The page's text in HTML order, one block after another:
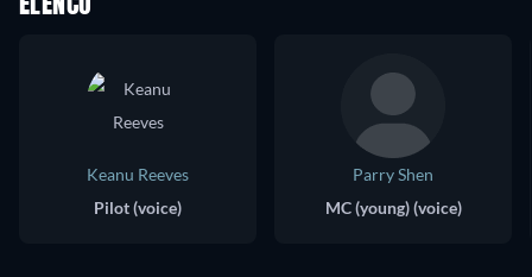
ELENCO
Keanu Reeves
Pilot (voice)
Parry Shen
MC (young) (voice)